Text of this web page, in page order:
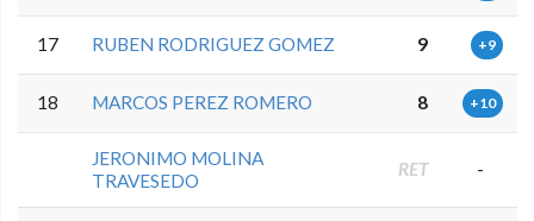
17 RUBEN RODRIGUEZ GOMEZ 9 +9
18 MARCOS PEREZ ROMERO 8 +10
JERONIMO MOLINA
TRAVESEDO
RET -